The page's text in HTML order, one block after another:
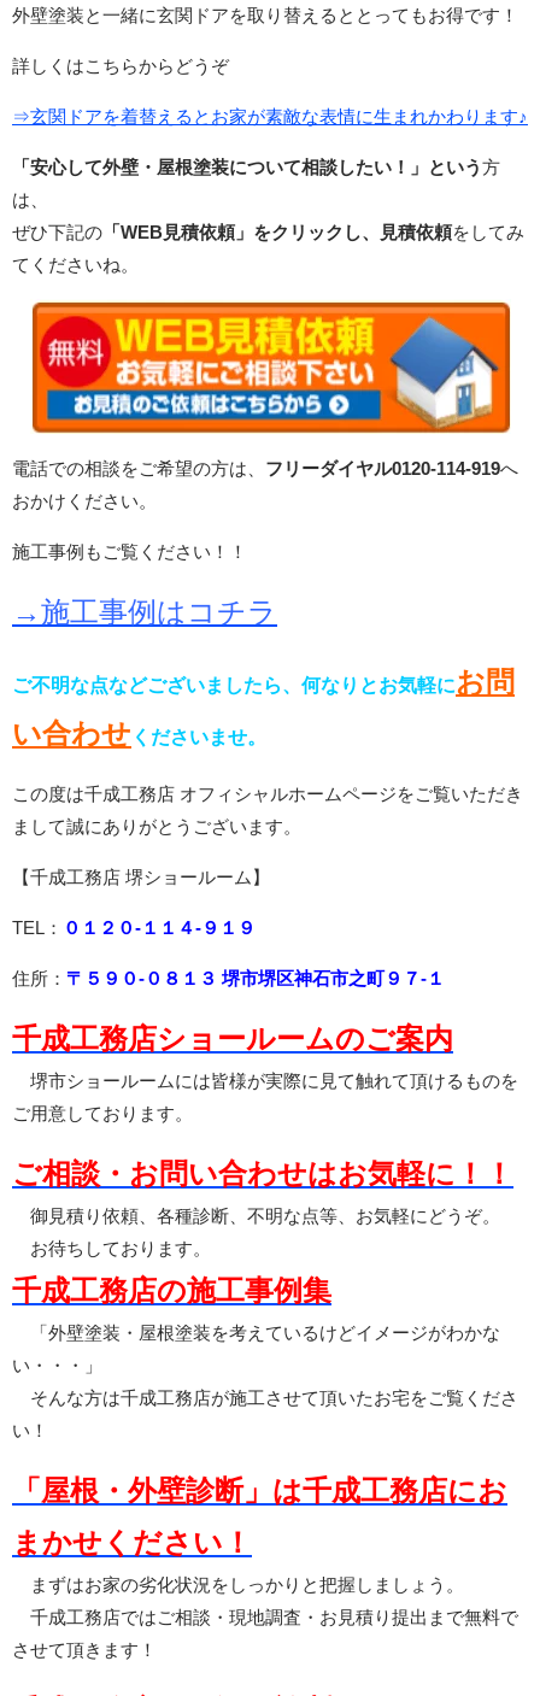
外壁塗装と一緒に玄関ドアを取り替えるととってもお得です！
詳しくはこちらからどうぞ
⇒玄関ドアを着替えるとお家が素敵な表情に生まれかわります♪
「安心して外壁・屋根塗装について相談したい！」という方
は、
ぜひ下記の 「WEB見積依頼」をクリックし、見積依頼をしてみ
てくださいね。
電話での相談をご希望の方は、 フリーダイヤル0120-114-919へ
おかけください。
施工事例もご覧ください！！
→施工事例はコチラ
ご不明な点などございましたら、何なりとお気軽にお問
い合わせ くださいませ。
この度は千成工務店 オフィシャルホームページをご覧いただき
まして誠にありがとうございます。
【千成工務店 堺ショールーム】
TEL： ０１２０-１１４-９１９
住所： 〒５９０-０８１３ 堺市堺区神石市之町９７-１
千成工務店ショールームのご案内
堺市ショールームには皆様が実際に見て触れて頂けるものを
ご用意しております。
ご相談・お問い合わせはお気軽に！！
御見積り依頼、各種診断、不明な点等、お気軽にどうぞ。
お待ちしております。
千成工務店の施工事例集
「外壁塗装・屋根塗装を考えているけどイメージがわかな
い・・・」
そんな方は千成工務店が施工させて頂いたお宅をご覧くださ
い！
「屋根・外壁診断」は千成工務店にお
まかせください！
まずはお家の劣化状況をしっかりと把握しましょう。
千成工務店ではご相談・現地調査・お見積り提出まで無料で
させて頂きます！